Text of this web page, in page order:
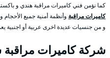
كما نؤمن فني كاميرات مراقبة هندي و
كاميرات مراقبة وأنظمة أمنية جميع
و من جنسيات عديدة اخرى عربية أو اجنبية
شركة كاميرات مراقبة